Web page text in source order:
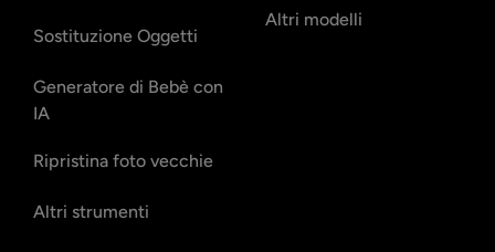
Sostituzione Oggetti
Generatore di Bebè con
IA
Ripristina foto vecchie
Altri strumenti
Altri modelli